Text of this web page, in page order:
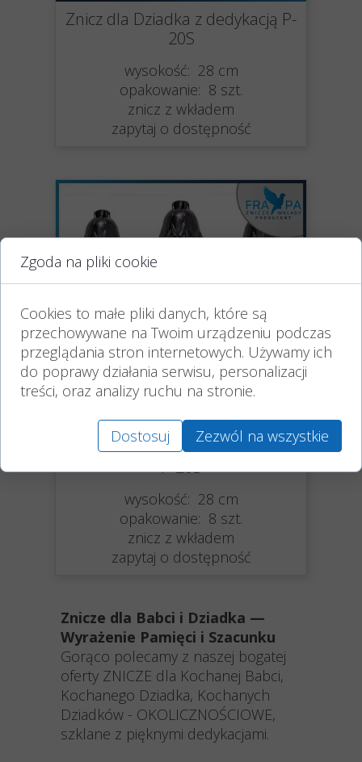
Znicz dla Dziadka z dedykacją P-
20S
wysokość: 28 cm
opakowanie: 8 szt.
znicz z wkładem
zapytaj o dostępność
Znicz dla Dziadków z dedykacją
P-20S
wysokość: 28 cm
opakowanie: 8 szt.
znicz z wkładem
zapytaj o dostępność
Znicze dla Babci i Dziadka —
Wyrażenie Pamięci i Szacunku
Gorąco polecamy z naszej bogatej
oferty ZNICZE dla Kochanej Babci,
Kochanego Dziadka, Kochanych
Dziadków - OKOLICZNOŚCIOWE,
szklane z pięknymi dedykacjami.
Zgoda na pliki cookie
Cookies to małe pliki danych, które są
przechowywane na Twoim urządzeniu podczas
przeglądania stron internetowych. Używamy ich
do poprawy działania serwisu, personalizacji
treści, oraz analizy ruchu na stronie.
Dostosuj Zezwól na wszystkie